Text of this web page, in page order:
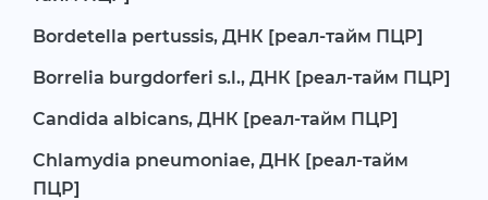
Bordetella pertussis, ДНК [реал-тайм ПЦР]
Borrelia burgdorferi s.l., ДНК [реал-тайм ПЦР]
Candida albicans, ДНК [реал-тайм ПЦР]
Chlamydia pneumoniae, ДНК [реал-тайм
ПЦР]